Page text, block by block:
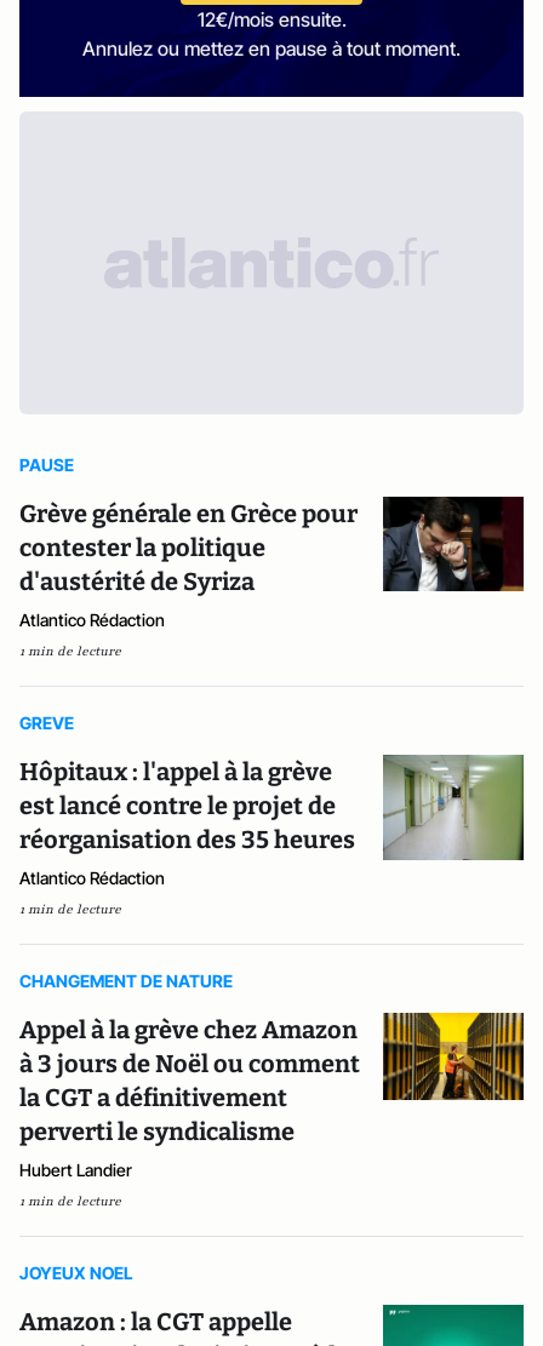
12€/mois ensuite.
Annulez ou mettez en pause à tout moment.
PAUSE
Grève générale en Grèce pour
contester la politique
d'austérité de Syriza
Atlantico Rédaction
1 min de lecture
GREVE
Hôpitaux : l'appel à la grève
est lancé contre le projet de
réorganisation des 35 heures
Atlantico Rédaction
1 min de lecture
CHANGEMENT DE NATURE
Appel à la grève chez Amazon
à 3 jours de Noël ou comment
la CGT a définitivement
perverti le syndicalisme
Hubert Landier
1 min de lecture
JOYEUX NOEL
Amazon : la CGT appelle